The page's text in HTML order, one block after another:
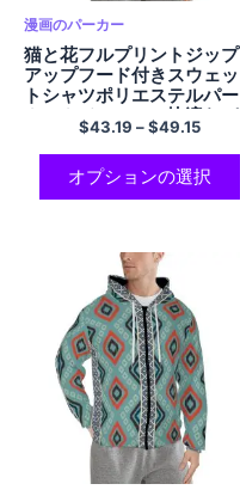
漫画のパーカー
猫と花フルプリントジップ
アップフード付きスウェッ
トシャツポリエステルパー
カーカジュアルで快適なパ
ーカーギフト彼女へのクリ
スマスギフト
$43.19 –$49.15
オプションの選択